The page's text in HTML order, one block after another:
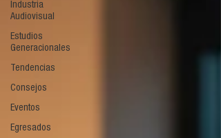
Industria
Audiovisual
Estudios
Generacionales
Tendencias
Consejos
Eventos
Egresados